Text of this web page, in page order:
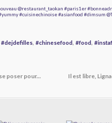
#dejdefilles,#chinesefood,#food,
poser pour... Il est libre,